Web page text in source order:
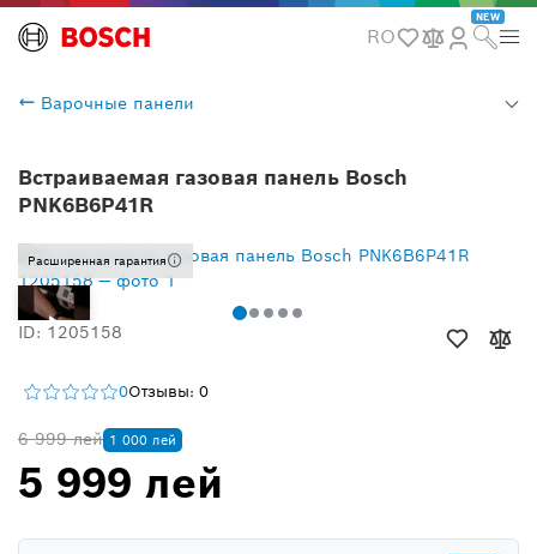
RO
NEW
Варочные панели
Встраиваемая газовая панель Bosch
PNK6B6P41R
Расширенная гарантия
ID: 1205158
0Отзывы: 0
6 999 лей 1 000 лей
5 999 лей